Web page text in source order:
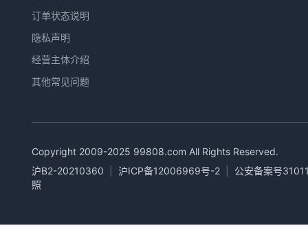
订单状态说明
隐私声明
经营主体介绍
其他常见问题
Copyright 2009-2025 99808.com All Rights Reserved.
沪B2-20210360
沪ICP备12006969号-2
公安备案号
照